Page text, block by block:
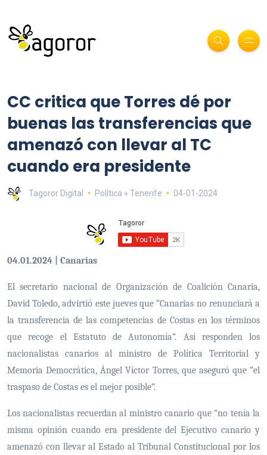
CC critica que Torres dé por
buenas las transferencias que
amenazó con llevar al TC
cuando era presidente
Tagoror Digital Política » Tenerife 04-01-2024
04.01.2024 | Canarias
El secretario nacional de Organización de Coalición Canaria,
David Toledo, advirtió este jueves que “Canarias no renunciará a
la transferencia de las competencias de Costas en los términos
que recoge el Estatuto de Autonomía”. Así responden los
nacionalistas canarios al ministro de Política Territorial y
Memoria Democrática, Ángel Víctor Torres, que aseguró que “el
traspaso de Costas es el mejor posible”.
Los nacionalistas recuerdan al ministro canario que “no tenía la
misma opinión cuando era presidente del Ejecutivo canario y
amenazó con llevar al Estado al Tribunal Constitucional por los